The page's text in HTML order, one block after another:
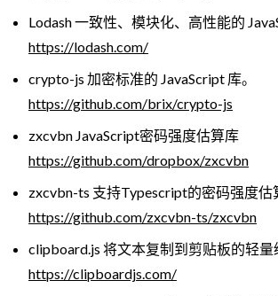
Lodash 一致性、模块化、高性能的
https://lodash.com/
crypto-js 加密标准的 JavaScript 库。
https://github.com/brix/crypto-js
zxcvbn JavaScript密码强度估算库
https://github.com/dropbox/zxcvbn
zxcvbn-ts 支持Typescript的密码强度估
https://github.com/zxcvbn-ts/zxcvbn
clipboard.js 将文本复制到剪贴板的轻量
https://clipboardjs.com/